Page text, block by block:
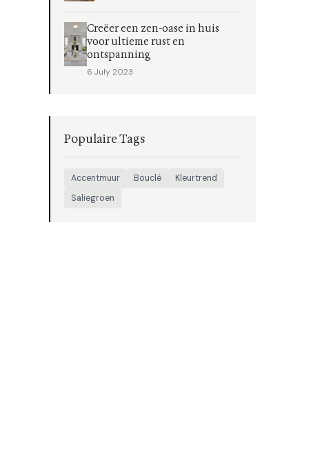
Creëer een zen-oase in huis
voor ultieme rust en
ontspanning
6 July 2023
Populaire Tags
Accentmuur Bouclé
Kleurtrend
Saliegroen